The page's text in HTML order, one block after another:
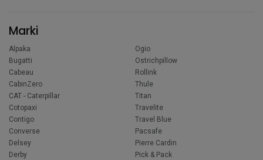
Marki
Alpaka
Bugatti
Cabeau
CabinZero
CAT - Caterpillar
Cotopaxi
Contigo
Converse
Delsey
Derby
Ogio
Ostrichpillow
Rollink
Thule
Titan
Travelite
Travel Blue
Pacsafe
Pierre Cardin
Pick & Pack